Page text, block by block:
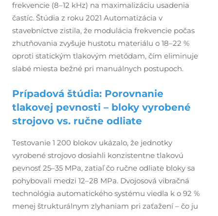
frekvencie (8–12 kHz) na maximalizáciu usadenia
častíc. Štúdia z roku 2021 Automatizácia v
stavebníctve zistila, že modulácia frekvencie počas
zhutňovania zvyšuje hustotu materiálu o 18–22 %
oproti statickým tlakovým metódam, čím eliminuje
slabé miesta bežné pri manuálnych postupoch.
Prípadová štúdia: Porovnanie
tlakovej pevnosti – bloky vyrobené
strojovo vs. ručne odliate
Testovanie 1 200 blokov ukázalo, že jednotky
vyrobené strojovo dosiahli konzistentne tlakovú
pevnosť 25–35 MPa, zatiaľ čo ručne odliate bloky sa
pohybovali medzi 12–28 MPa. Dvojosová vibračná
technológia automatického systému viedla k o 92 %
menej štrukturálnym zlyhaniam pri zaťažení – čo ju